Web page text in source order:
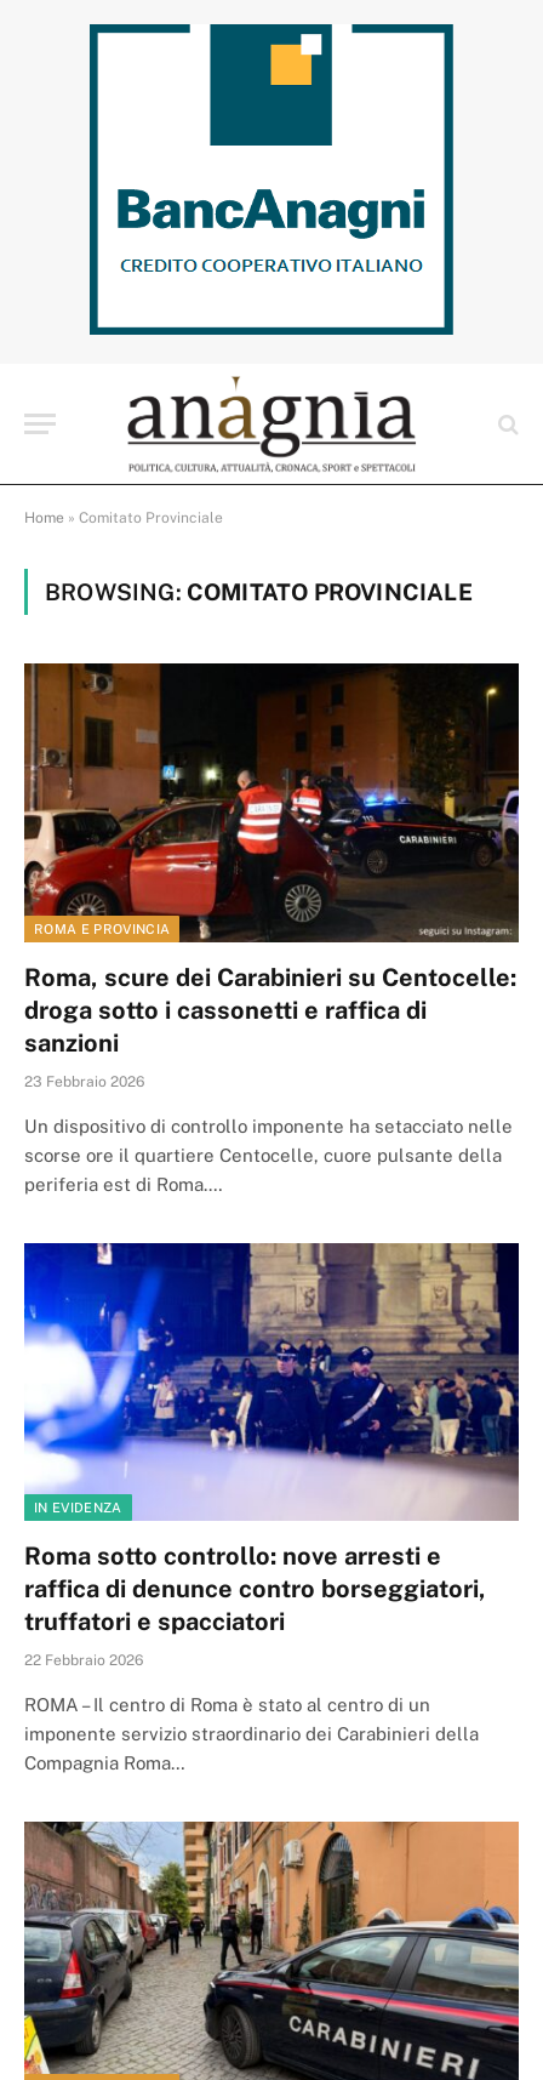
Home » Comitato Provinciale
BROWSING: COMITATO PROVINCIALE
ROMA E PROVINCIA
Roma, scure dei Carabinieri su Centocelle:
droga sotto i cassonetti e raffica di
sanzioni
23 Febbraio 2026
Un dispositivo di controllo imponente ha setacciato nelle
scorse ore il quartiere Centocelle, cuore pulsante della
periferia est di Roma.…
IN EVIDENZA
Roma sotto controllo: nove arresti e
raffica di denunce contro borseggiatori,
truffatori e spacciatori
22 Febbraio 2026
ROMA – Il centro di Roma è stato al centro di un
imponente servizio straordinario dei Carabinieri della
Compagnia Roma…